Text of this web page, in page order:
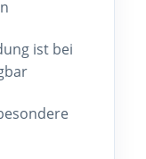
ist bei